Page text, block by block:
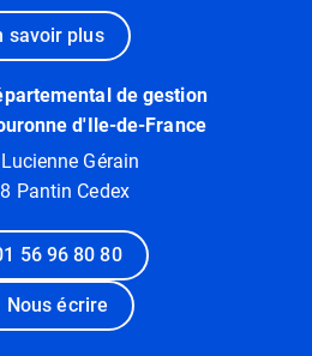
savoir plus
de gestion
d'Ile-de-France
Gérain
Pantin Cedex
56 96 80 80
Nous écrire